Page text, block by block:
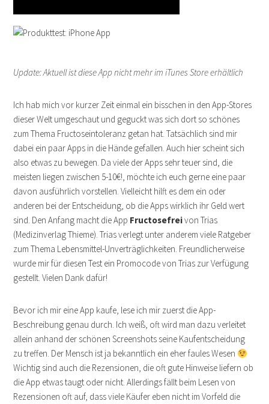
Update: Aktuell ist diese App nicht mehr im iTunes Store erhältlich
Ich hab mich vor kurzer Zeit einmal ein bisschen in den App-Stores
dieser Welt umgeschaut und geguckt was sich dort so schönes
zum Thema Fructoseintoleranz getan hat. Tatsächlich sind mir
dabei ein paar Apps in die Hände gefallen. Auch hier scheint sich
also etwas zu bewegen. Da viele der Apps sehr teuer sind, die
meisten liegen zwischen 5-10€!, möchte ich euch gerne eine paar
davon ausführlich vorstellen. Vielleicht hilft es dem ein oder
anderen bei der Entscheidung, ob die Apps wirklich ihr Geld wert
sind. Den Anfang macht die App Fructosefreivon Trias
(Medizinverlag Thieme). Trias verlegt unter anderem viele Ratgeber
zum Thema Lebensmittel-Unverträglichkeiten. Freundlicherweise
wurde mir für diesen Test ein Promocode von Trias zur Verfügung
gestellt. Vielen Dank dafür!
Bevor ich mir eine App kaufe, lese ich mir zuerst die App-
Beschreibung genau durch. Ich weiß, oft wird man dazu verleitet
allein anhand der schönen Screenshots seine Kaufentscheidung
zu treffen. Der Mensch ist ja bekanntlich ein eher faules Wesen
Wichtig sind auch die Rezensionen, die oft gute Hinweise liefern ob
die App etwas taugt oder nicht. Allerdings fällt beim Lesen von
Rezensionen oft auf, dass viele Käufer eben nicht im Vorfeld die